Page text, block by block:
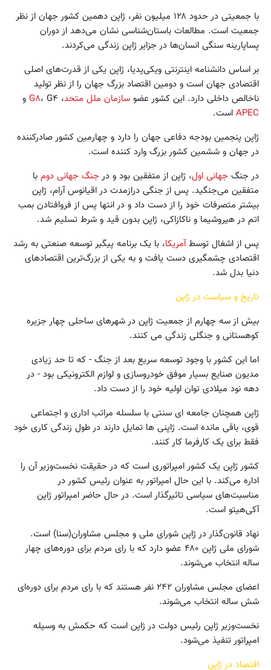
با جمعیتی در حدود ۱۲۸ میلیون نفر، ژاپن دهمین کشور جهان از نظر
جمعیت است. مطالعات باستان‌شناسی نشان می‌دهد از دوران
پساپارینه سنگی انسان‌ها در جزایر ژاپن زندگی می‌کردند.
بر اساس دانشنامه اینترنتی ویکی‌پدیا، ژاپن یکی از قدرت‌های اصلی
اقتصادی جهان است و دومین اقتصاد بزرگ جهان را از نظر تولید
ناخالص داخلی دارد. این کشور عضو سازمان ملل متحد، G۸، G۴ و
APEC است.
ژاپن پنجمین بودجه دفاعی جهان را دارد و چهارمین کشور صادرکننده
در جهان و ششمین کشور بزرگ وارد کننده است.
در جنگ جهانی اول، ژاپن از متفقین بود و درجنگ جهانی دوم با
متفقین می‌جنگید. پس از جنگی درازمدت در اقیانوس آرام، ژاپن
بیشتر متصرفات خود را از دست داد و در انتها پس از فروافتادن بمب
اتم در هیروشیما و ناکازاکی، ژاپن بدون قید و شرط تسلیم شد.
پس از اشغال توسطآمریکا، با یک برنامه پیگیر توسعه صنعتی به رشد
اقتصادی چشمگیری دست یافت و به یکی از بزرگ‌ترین اقتصادهای
دنیا بدل شد.
تاریخ و سیاست در ژاپن
بیش از سه چهارم از جمعیت ژاپن در شهرهای ساحلی چهار جزیره
کوهستانی و جنگلی زندگی می کنند.
اما این کشور با وجود توسعه سریع بعد از جنگ - که تا حد زیادی
مدیون صنایع بسیار موفق خودروسازی و لوازم الکترونیکی بود - در
دهه نود میلادی توان اولیه خود را از دست داد.
ژاپن همچنان جامعه ای سنتی با سلسله مراتب اداری و اجتماعی
قوی، باقی مانده است. ژاپنی ها تمایل دارند در طول زندگی کاری خود
فقط برای یک کارفرما کار کنند.
کشور ژاپن یک کشور امپراتوری است که در حقیقت نخست‌وزیر آن را
اداره می‌کند. با این حال امپراتور به عنوان رئیس کشور در
مناسبت‌های سیاسی تاثیرگذار است. در حال حاضر امپراتور ژاپن
آکی‌هیتو است.
نهاد قانون‌گذار در ژاپن شورای ملی و مجلس مشاوران(سنا) است.
شورای ملی ژاپن ۴۸۰ عضو دارد که با رای مردم برای دوره‌های چهار
ساله انتخاب می‌شوند.
اعضای مجلس مشاوران ۲۴۲ نفر هستند که با رای مردم برای دوره‌ای
شش ساله انتخاب می‌شوند.
نخست‌وزیر ژاپن رئیس دولت در ژاپن است که حکمش به وسیله
امپراتور تنفیذ می‌شود.
اقتصاد در ژاپن